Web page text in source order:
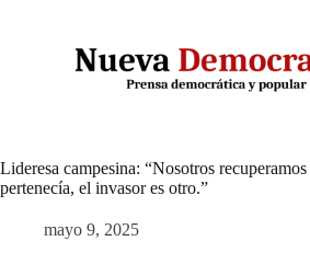
Lideresa campesina: “Nosotros
pertenecía, el invasor es otro.”
mayo 9, 2025